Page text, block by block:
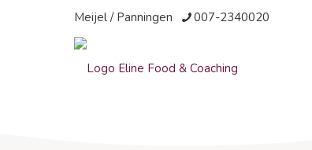
Meijel / Panningen 007-2340020